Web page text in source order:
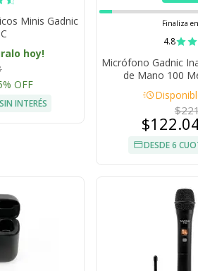
Minis Gadnic
hoy!
OFF
INTERÉS
Finaliza
4.8
Micrófono Gadnic
de Mano 100
acute
DESDE 6